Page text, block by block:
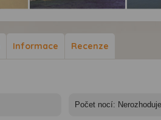
Informace Recenze